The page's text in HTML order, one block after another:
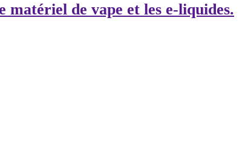
matériel de vape et les e-liquides.